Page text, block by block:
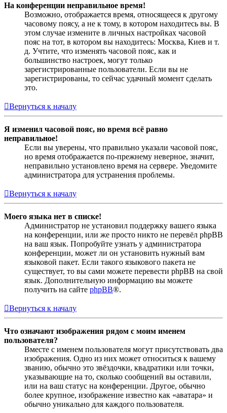
На конференции неправильное время!
Возможно, отображается время, относящееся к другому
часовому поясу, а не к тому, в котором находитесь вы. В
этом случае измените в личных настройках часовой
пояс на тот, в котором вы находитесь: Москва, Киев и т.
д. Учтите, что изменять часовой пояс, как и
большинство настроек, могут только
зарегистрированные пользователи. Если вы не
зарегистрированы, то сейчас удачный момент сделать
это.
Вернуться к началу
Я изменил часовой пояс, но время всё равно
неправильное!
Если вы уверены, что правильно указали часовой пояс,
но время отображается по-прежнему неверное, значит,
неправильно установлено время на сервере. Уведомите
администратора для устранения проблемы.
Вернуться к началу
Моего языка нет в списке!
Администратор не установил поддержку вашего языка
на конференции, или же просто никто не перевёл phpBB
на ваш язык. Попробуйте узнать у администратора
конференции, может ли он установить нужный вам
языковой пакет. Если такого языкового пакета не
существует, то вы сами можете перевести phpBB на свой
язык. Дополнительную информацию вы можете
получить на сайте phpBB®.
Вернуться к началу
Что означают изображения рядом с моим именем
пользователя?
Вместе с именем пользователя могут присутствовать два
изображения. Одно из них может относиться к вашему
званию, обычно это звёздочки, квадратики или точки,
указывающие на то, сколько сообщений вы оставили,
или на ваш статус на конференции. Другое, обычно
более крупное, изображение известно как «аватара» и
обычно уникально для каждого пользователя.